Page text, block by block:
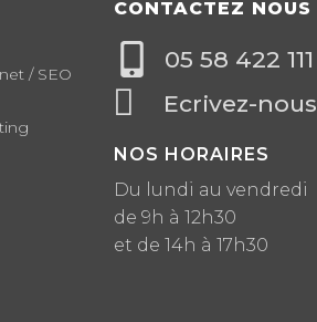
/ SEO
CONTACTEZ NOUS
05 58 422 111
Ecrivez-nous
NOS HORAIRES
Du lundi au vendredi
de 9h à 12h30
et de 14h à 17h30